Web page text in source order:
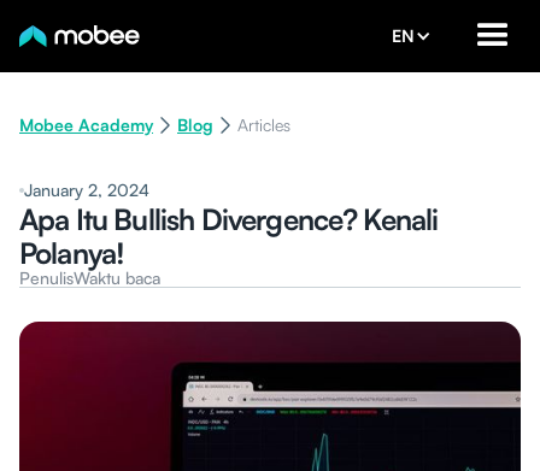
EN
Mobee Academy Blog Articles
January 2, 2024
Apa Itu Bullish Divergence? Kenali
Polanya!
PenulisWaktu baca